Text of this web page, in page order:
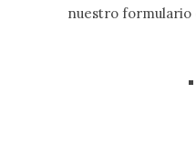
nuestro formulario